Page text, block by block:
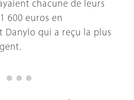
chacune de leurs
600 euros en
Danylo qui a reçu la plus